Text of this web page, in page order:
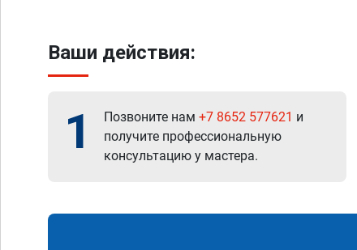
Ваши действия:
1 Позвоните нам +7 8652 577621 и
получите профессиональную
консультацию у мастера.